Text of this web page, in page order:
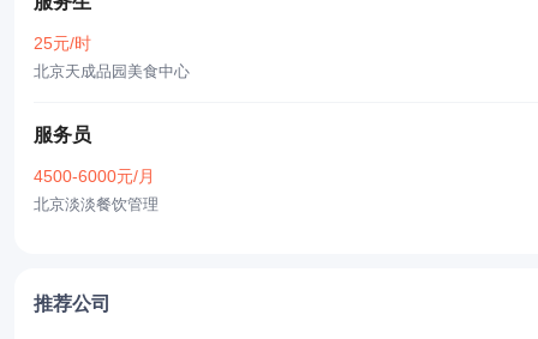
25元/时
北京天成品园美食中心
服务员
4500-6000元/月
北京淡淡餐饮管理
推荐公司